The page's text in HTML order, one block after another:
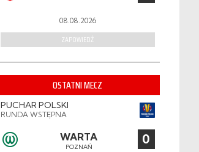
08.08.2026
ZAPOWIEDŹ
OSTATNI MECZ
PUCHAR POLSKI
RUNDA WSTĘPNA
WARTA
POZNAŃ 0